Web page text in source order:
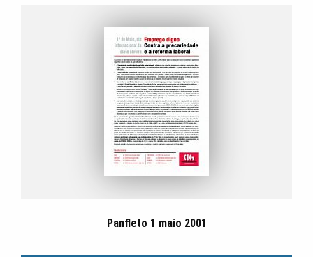
Panfleto 1 maio 2001